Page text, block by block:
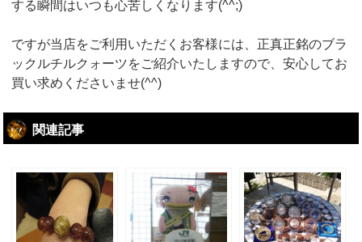
する瞬間はいつも心苦しくなります(^^;)
ですが当店をご利用いただくお客様には、正真正銘のブラ
ックルチルクォーツをご紹介いたしますので、安心してお
買い求めくださいませ(^^)
関連記事